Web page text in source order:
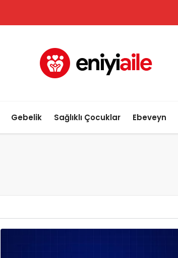
Gebelik Sağlıklı Çocuklar Ebeveyn